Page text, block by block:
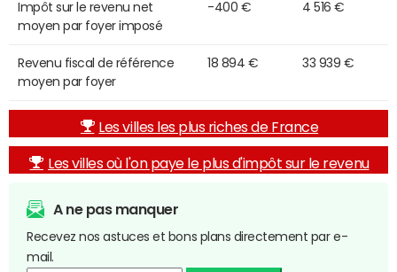
Impôt sur le revenu net
moyen par foyer imposé
-400 € 4 516 €
Revenu fiscal de référence
moyen par foyer
18 894 € 33 939 €
Les villes les plus riches de France
Les villes où l'on paye le plus d'impôt sur le revenu
A ne pas manquer
Recevez nos astuces et bons plans directement par e-
mail.